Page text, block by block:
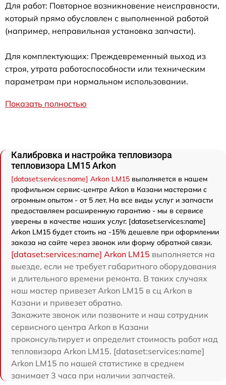
Для работ: Повторное возникновение неисправности,
который прямо обусловлен с выполненной работой
(например, неправильная установка запчасти).
Для комплектующих: Преждевременный выход из
строя, утрата работоспособности или техническим
параметрам при нормальном использовании.
Показать полностью
Калибровка и настройка тепловизора
тепловизора LM15 Arkon
[dataset:services:name] Arkon LM15 выполняется в нашем
профильном сервис-центре Arkon в Казани мастерами с
огромным опытом - от 5 лет. На все виды услуг и запчасти
предоставляем расширенную гарантию - мы в сервисе
уверены в качестве наших услуг. [dataset:services:name]
Arkon LM15 будет стоить на -15% дешевле при оформлении
заказа на сайте через звонок или форму обратной связи.
[dataset:services:name] Arkon LM15 выполняется на
выезде, если не требует габаритного оборудования
и длительного времени ремонта. В таких случаях
наш мастер привезет Arkon LM15 в сц Arkon в
Казани и привезет обратно.
Закажите звонок или позвоните и наш сотрудник
сервисного центра Arkon в Казани
проконсультирует и определит стоимость работ над
тепловизора Arkon LM15. [dataset:services:name]
Arkon LM15 по нашей статистике в среднем
занимает 3 часа при наличии запчастей.